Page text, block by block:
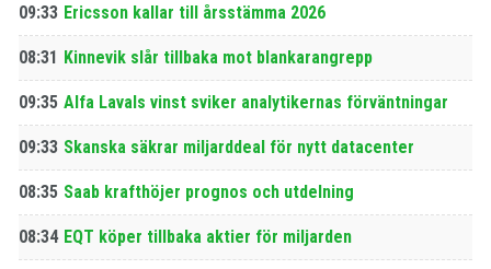
09:33 Ericsson kallar till årsstämma 2026
08:31 Kinnevik slår tillbaka mot blankarangrepp
09:35 Alfa Lavals vinst sviker analytikernas förväntningar
09:33 Skanska säkrar miljarddeal för nytt datacenter
08:35 Saab krafthöjer prognos och utdelning
08:34 EQT köper tillbaka aktier för miljarden